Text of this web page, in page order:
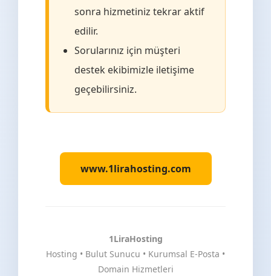
sonra hizmetiniz tekrar aktif
edilir.
Sorularınız için müşteri
destek ekibimizle iletişime
geçebilirsiniz.
www.1lirahosting.com
1LiraHosting
Hosting • Bulut Sunucu • Kurumsal E-Posta •
Domain Hizmetleri